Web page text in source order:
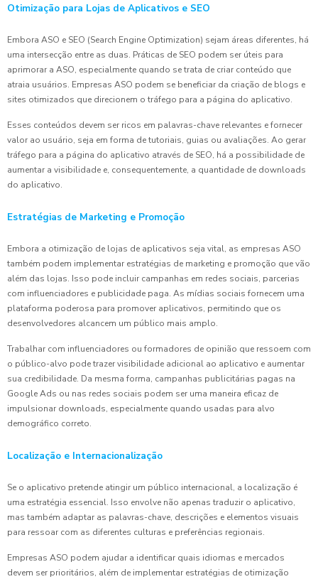
Otimização para Lojas de Aplicativos e SEO
Embora ASO e SEO (Search Engine Optimization) sejam áreas diferentes, há
uma intersecção entre as duas. Práticas de SEO podem ser úteis para
aprimorar a ASO, especialmente quando se trata de criar conteúdo que
atraia usuários. Empresas ASO podem se beneficiar da criação de blogs e
sites otimizados que direcionem o tráfego para a página do aplicativo.
Esses conteúdos devem ser ricos em palavras-chave relevantes e fornecer
valor ao usuário, seja em forma de tutoriais, guias ou avaliações. Ao gerar
tráfego para a página do aplicativo através de SEO, há a possibilidade de
aumentar a visibilidade e, consequentemente, a quantidade de downloads
do aplicativo.
Estratégias de Marketing e Promoção
Embora a otimização de lojas de aplicativos seja vital, as empresas ASO
também podem implementar estratégias de marketing e promoção que vão
além das lojas. Isso pode incluir campanhas em redes sociais, parcerias
com influenciadores e publicidade paga. As mídias sociais fornecem uma
plataforma poderosa para promover aplicativos, permitindo que os
desenvolvedores alcancem um público mais amplo.
Trabalhar com influenciadores ou formadores de opinião que ressoem com
o público-alvo pode trazer visibilidade adicional ao aplicativo e aumentar
sua credibilidade. Da mesma forma, campanhas publicitárias pagas na
Google Ads ou nas redes sociais podem ser uma maneira eficaz de
impulsionar downloads, especialmente quando usadas para alvo
demográfico correto.
Localização e Internacionalização
Se o aplicativo pretende atingir um público internacional, a localização é
uma estratégia essencial. Isso envolve não apenas traduzir o aplicativo,
mas também adaptar as palavras-chave, descrições e elementos visuais
para ressoar com as diferentes culturas e preferências regionais.
Empresas ASO podem ajudar a identificar quais idiomas e mercados
devem ser prioritários, além de implementar estratégias de otimização